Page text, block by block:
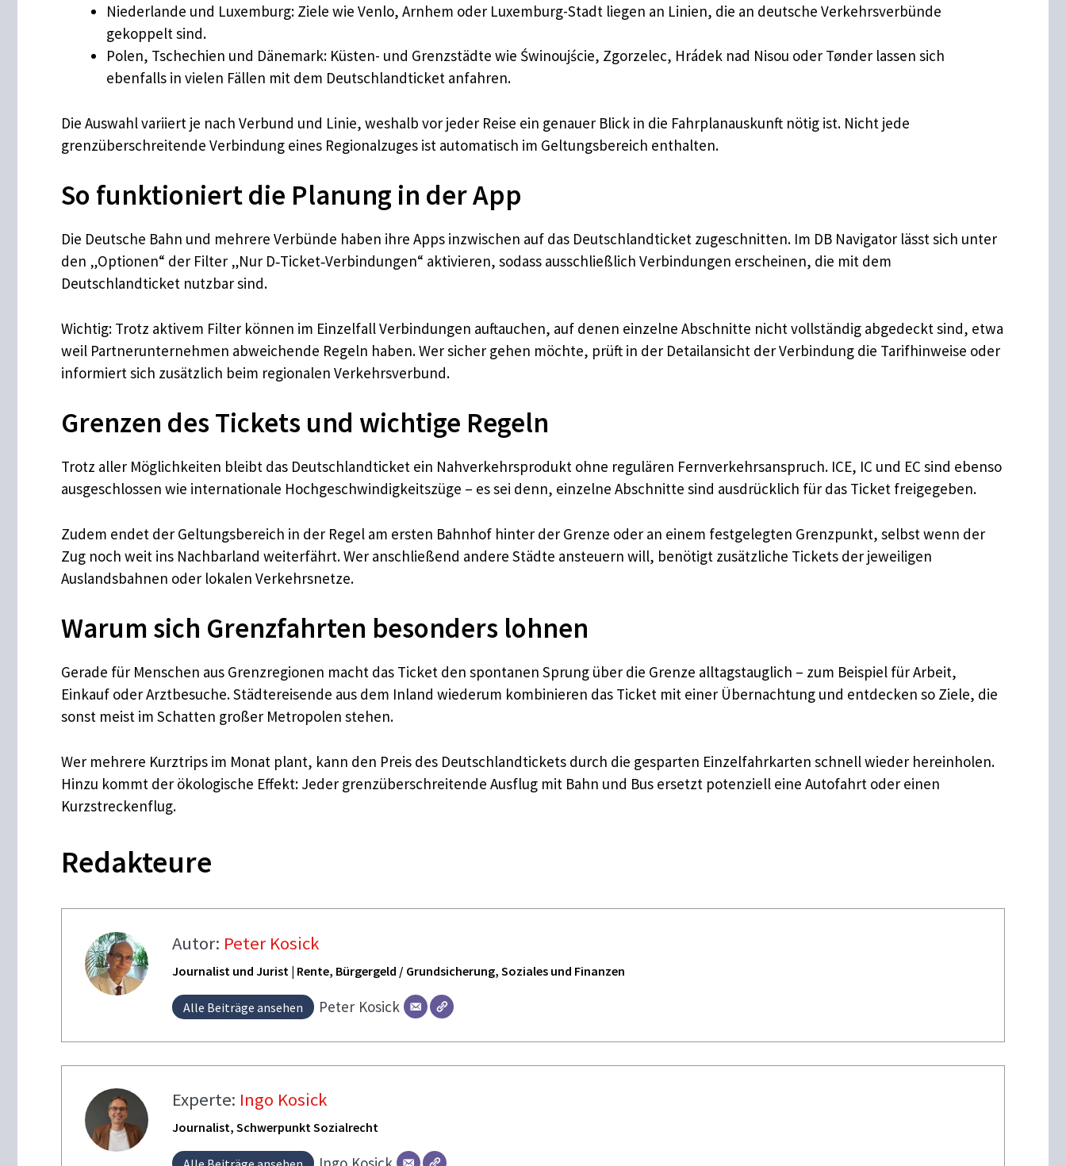
Niederlande und Luxemburg: Ziele wie Venlo, Arnhem oder Luxemburg-Stadt liegen an Linien, die an deutsche Verkehrsverbünde
gekoppelt sind.
Polen, Tschechien und Dänemark: Küsten- und Grenzstädte wie Świnoujście, Zgorzelec, Hrádek nad Nisou oder Tønder lassen sich
ebenfalls in vielen Fällen mit dem Deutschlandticket anfahren.
Die Auswahl variiert je nach Verbund und Linie, weshalb vor jeder Reise ein genauer Blick in die Fahrplanauskunft nötig ist. Nicht jede
grenzüberschreitende Verbindung eines Regionalzuges ist automatisch im Geltungsbereich enthalten.
So funktioniert die Planung in der App
Die Deutsche Bahn und mehrere Verbünde haben ihre Apps inzwischen auf das Deutschlandticket zugeschnitten. Im DB Navigator lässt sich unter
den „Optionen“ der Filter „Nur D‑Ticket‑Verbindungen“ aktivieren, sodass ausschließlich Verbindungen erscheinen, die mit dem
Deutschlandticket nutzbar sind.
Wichtig: Trotz aktivem Filter können im Einzelfall Verbindungen auftauchen, auf denen einzelne Abschnitte nicht vollständig abgedeckt sind, etwa
weil Partnerunternehmen abweichende Regeln haben. Wer sicher gehen möchte, prüft in der Detailansicht der Verbindung die Tarifhinweise oder
informiert sich zusätzlich beim regionalen Verkehrsverbund.
Grenzen des Tickets und wichtige Regeln
Trotz aller Möglichkeiten bleibt das Deutschlandticket ein Nahverkehrsprodukt ohne regulären Fernverkehrsanspruch. ICE, IC und EC sind ebenso
ausgeschlossen wie internationale Hochgeschwindigkeitszüge – es sei denn, einzelne Abschnitte sind ausdrücklich für das Ticket freigegeben.
Zudem endet der Geltungsbereich in der Regel am ersten Bahnhof hinter der Grenze oder an einem festgelegten Grenzpunkt, selbst wenn der
Zug noch weit ins Nachbarland weiterfährt. Wer anschließend andere Städte ansteuern will, benötigt zusätzliche Tickets der jeweiligen
Auslandsbahnen oder lokalen Verkehrsnetze.
Warum sich Grenzfahrten besonders lohnen
Gerade für Menschen aus Grenzregionen macht das Ticket den spontanen Sprung über die Grenze alltagstauglich – zum Beispiel für Arbeit,
Einkauf oder Arztbesuche. Städtereisende aus dem Inland wiederum kombinieren das Ticket mit einer Übernachtung und entdecken so Ziele, die
sonst meist im Schatten großer Metropolen stehen.
Wer mehrere Kurztrips im Monat plant, kann den Preis des Deutschlandtickets durch die gesparten Einzelfahrkarten schnell wieder hereinholen.
Hinzu kommt der ökologische Effekt: Jeder grenzüberschreitende Ausflug mit Bahn und Bus ersetzt potenziell eine Autofahrt oder einen
Kurzstreckenflug.
Redakteure
Autor: Peter Kosick
Journalist und Jurist | Rente, Bürgergeld / Grundsicherung, Soziales und Finanzen
Alle Beiträge ansehen Peter Kosick
Experte: Ingo Kosick
Journalist, Schwerpunkt Sozialrecht